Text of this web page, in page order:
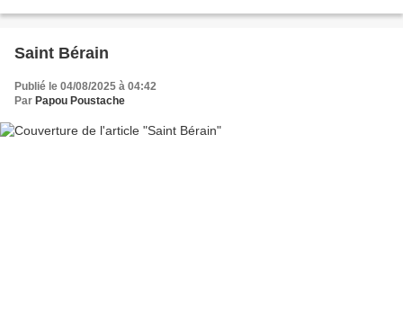
Saint Bérain
Publié le 04/08/2025 à 04:42
Par Papou Poustache